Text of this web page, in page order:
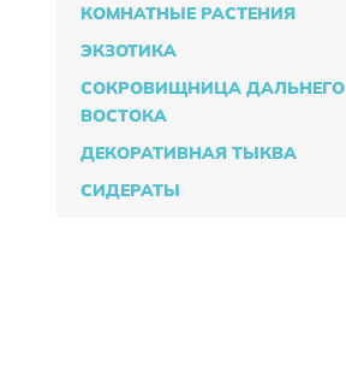
КОМНАТНЫЕ РАСТЕНИЯ
ЭКЗОТИКА
СОКРОВИЩНИЦА ДАЛЬНЕГО
ВОСТОКА
ДЕКОРАТИВНАЯ ТЫКВА
СИДЕРАТЫ